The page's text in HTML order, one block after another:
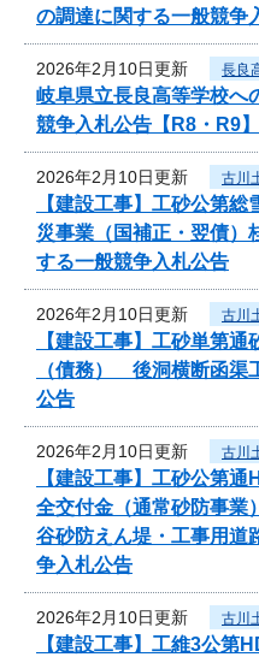
の調達に関する一般競争
2026年2月10日更新 長良
岐阜県立長良高等学校へ
競争入札公告【R8・R9】
2026年2月10日更新 古川
【建設工事】工砂公第
災事業（国補正・翌債
する一般競争入札公告
2026年2月10日更新 古川
【建設工事】工砂単第
（債務） 後洞横断函
公告
2026年2月10日更新 古川
【建設工事】工砂公第
全交付金（通常砂防事業
谷砂防えん堤・工事用
争入札公告
2026年2月10日更新 古川
【建設工事】工維3公